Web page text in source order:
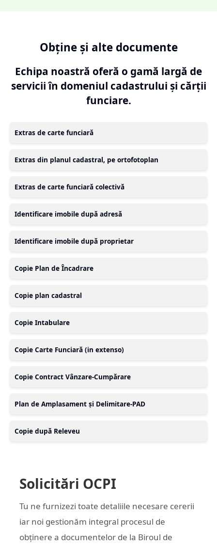
Obține și alte documente
Echipa noastră oferă o gamă largă de
servicii în domeniul cadastrului și cărții
funciare.
Extras de carte funciară
Extras din planul cadastral, pe ortofotoplan
Extras de carte funciară colectivă
Identificare imobile după adresă
Identificare imobile după proprietar
Copie Plan de Încadrare
Copie plan cadastral
Copie Intabulare
Copie Carte Funciară (in extenso)
Copie Contract Vânzare-Cumpărare
Plan de Amplasament și Delimitare-PAD
Copie după Releveu
Solicitări OCPI
Tu ne furnizezi toate detaliile necesare cererii
iar noi gestionăm integral procesul de
obținere a documentelor de la Biroul de